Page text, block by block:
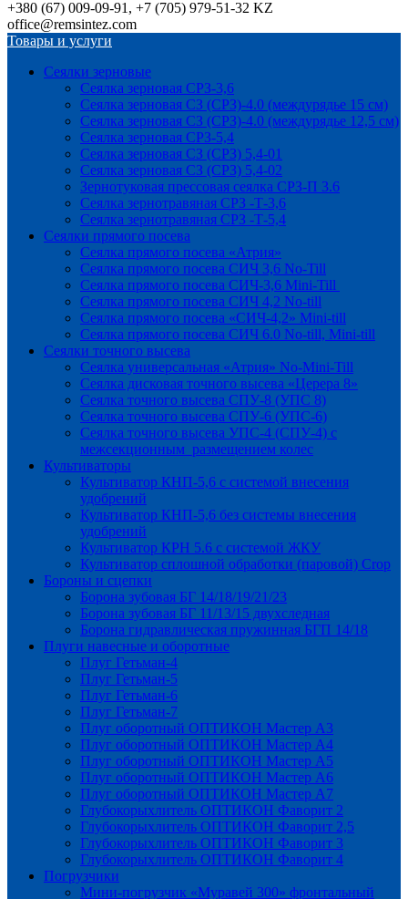
+380 (67) 009-09-91, +7 (705) 979-51-32 KZ
office@remsintez.com
Товары и услуги
Сеялки зерновые
Сеялка зерновая СРЗ-3,6
Сеялка зерновая СЗ (СРЗ)-4.0 (междурядье 15 см)
Сеялка зерновая СЗ (СРЗ)-4.0 (междурядье 12,5 см)
Сеялка зерновая СРЗ-5,4
Сеялка зерновая СЗ (СРЗ) 5,4-01
Сеялка зерновая СЗ (СРЗ) 5,4-02
Зернотуковая прессовая сеялка СРЗ-П 3.6
Сеялка зернотравяная СРЗ -Т-3,6
Сеялка зернотравяная СРЗ -Т-5,4
Сеялки прямого посева
Сеялка прямого посева «Атрия»
Сеялка прямого посева СИЧ 3,6 No-Till
Сеялка прямого посева СИЧ-3,6 Mini-Till
Сеялка прямого посева СИЧ 4,2 No-till
Сеялка прямого посева «СИЧ-4,2» Mini-till
Сеялка прямого посева СИЧ 6.0 No-till, Mini-till
Сеялки точного высева
Сеялка универсальная «Атрия» No-Mini-Till
Сеялка дисковая точного высева «Церера 8»
Сеялка точного высева СПУ-8 (УПС 8)
Сеялка точного высева СПУ-6 (УПС-6)
Сеялка точного высева УПС-4 (СПУ-4) с
межсекционным размещением колес
Культиваторы
Культиватор КНП-5,6 с системой внесения
удобрений
Культиватор КНП-5,6 без системы внесения
удобрений
Культиватор КРН 5.6 с системой ЖКУ
Культиватор сплошной обработки (паровой) Crop
Бороны и сцепки
Борона зубовая БГ 14/18/19/21/23
Борона зубовая БГ 11/13/15 двухследная
Борона гидравлическая пружинная БГП 14/18
Плуги навесные и оборотные
Плуг Гетьман-4
Плуг Гетьман-5
Плуг Гетьман-6
Плуг Гетьман-7
Плуг оборотный ОПТИКОН Мастер А3
Плуг оборотный ОПТИКОН Мастер А4
Плуг оборотный ОПТИКОН Мастер А5
Плуг оборотный ОПТИКОН Мастер А6
Плуг оборотный ОПТИКОН Мастер А7
Глубокорыхлитель ОПТИКОН Фаворит 2
Глубокорыхлитель ОПТИКОН Фаворит 2,5
Глубокорыхлитель ОПТИКОН Фаворит 3
Глубокорыхлитель ОПТИКОН Фаворит 4
Погрузчики
Мини-погрузчик «Муравей 300» фронтальный